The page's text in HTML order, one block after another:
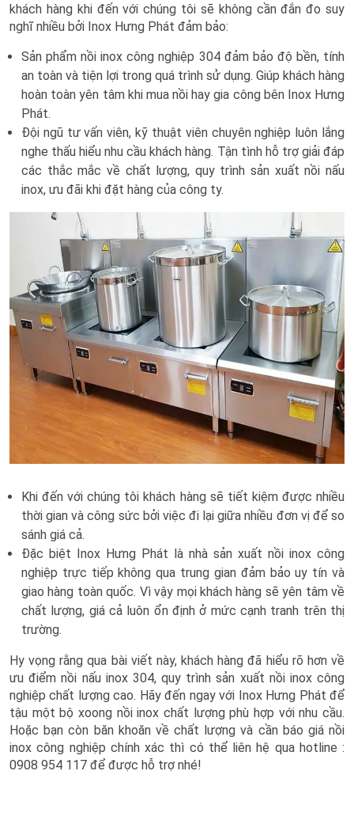
khách hàng khi đến với chúng tôi sẽ không cần đắn đo suy
nghĩ nhiều bởi Inox Hưng Phát đảm bảo:
Sản phẩm nồi inox công nghiệp 304 đảm bảo độ bền, tính
an toàn và tiện lợi trong quá trình sử dụng. Giúp khách hàng
hoàn toàn yên tâm khi mua nồi hay gia công bên Inox Hưng
Phát.
Đội ngũ tư vấn viên, kỹ thuật viên chuyên nghiệp luôn lắng
nghe thấu hiểu nhu cầu khách hàng. Tận tình hỗ trợ giải đáp
các thắc mắc về chất lượng, quy trình sản xuất nồi nấu
inox, ưu đãi khi đặt hàng của công ty.
Khi đến với chúng tôi khách hàng sẽ tiết kiệm được nhiều
thời gian và công sức bởi việc đi lại giữa nhiều đơn vị để so
sánh giá cả.
Đặc biệt Inox Hưng Phát là nhà sản xuất nồi inox công
nghiệp trực tiếp không qua trung gian đảm bảo uy tín và
giao hàng toàn quốc. Vì vậy mọi khách hàng sẽ yên tâm về
chất lượng, giá cả luôn ổn định ở mức cạnh tranh trên thị
trường.
Hy vọng rằng qua bài viết này, khách hàng đã hiểu rõ hơn về
ưu điểm nồi nấu inox 304, quy trình sản xuất nồi inox công
nghiệp chất lượng cao. Hãy đến ngay với Inox Hưng Phát để
tậu một bộ xoong nồi inox chất lượng phù hợp với nhu cầu.
Hoặc bạn còn băn khoăn về chất lượng và cần báo giá nồi
inox công nghiệp chính xác thì có thể liên hệ qua hotline :
0908 954 117 để được hỗ trợ nhé!